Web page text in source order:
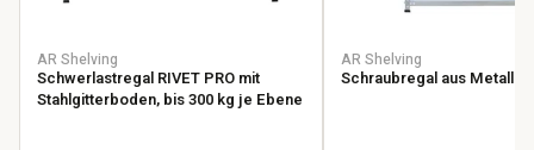
AR Shelving
Schwerlastregal RIVET PRO mit
Stahlgitterboden, bis 300 kg je Ebene
AR Shelving
Schraubregal aus Metall